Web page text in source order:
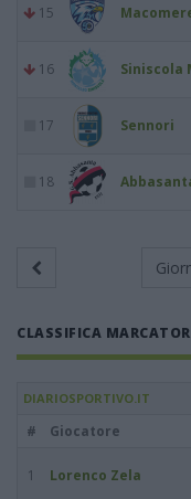
15
16 Siniscola
17 Sennori
18
CLASSIFICA
DIARIOSPORTIVO.IT
# Giocatore
1 Lorenco Zela